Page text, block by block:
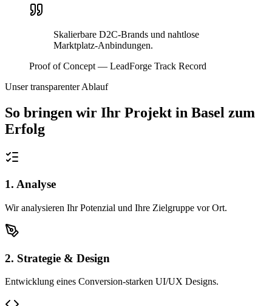
Skalierbare D2C-Brands und nahtlose
Marktplatz-Anbindungen.
Proof of Concept — LeadForge Track Record
Unser transparenter Ablauf
So bringen wir Ihr Projekt in Basel zum
Erfolg
1. Analyse
Wir analysieren Ihr Potenzial und Ihre Zielgruppe vor Ort.
2. Strategie & Design
Entwicklung eines Conversion-starken UI/UX Designs.